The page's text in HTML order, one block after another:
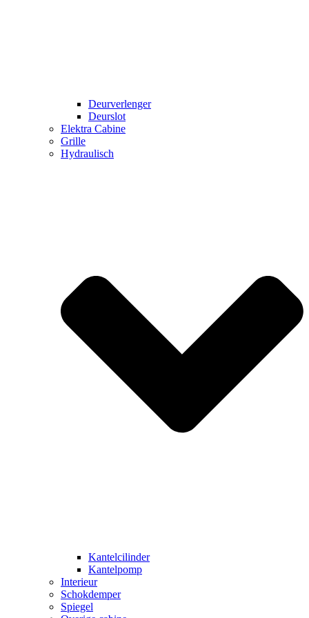
Deurverlenger
Deurslot
Elektra Cabine
Grille
Hydraulisch
Kantelcilinder
Kantelpomp
Interieur
Schokdemper
Spiegel